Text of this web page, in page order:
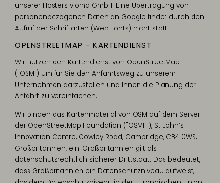
unserer Hosters vioma GmbH. Eine Übertragung von
personenbezogenen Daten an Google findet durch den
Aufruf der Schriftarten (Web Fonts) nicht statt.
OPENSTREETMAP - KARTENDIENST
Wir nutzen den Kartendienst von OpenStreetMap
("OSM") um für Sie den Anfahrtsweg zu unserem
Unternehmen darzustellen und Ihnen die Planung der
Anfahrt zu vereinfachen.
Wir binden das Kartenmaterial von OSM auf dem Server
der OpenStreetMap Foundation ("OSMF"), St John’s
Innovation Centre, Cowley Road, Cambridge, CB4 0WS,
Großbritannien, ein. Großbritannien gilt als
datenschutzrechtlich sicherer Drittstaat. Das bedeutet,
dass Großbritannien ein Datenschutzniveau aufweist,